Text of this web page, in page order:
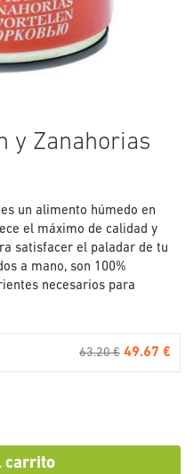
y Zanahorias
un alimento húmedo en
el máximo de calidad y
satisfacer el paladar de tu
a mano, son 100%
necesarios para
63.20 € 49.67 €
carrito